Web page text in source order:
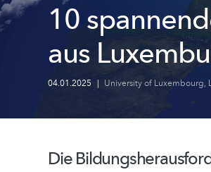
10
aus
04.01.2025 | University of Luxembourg,
Die